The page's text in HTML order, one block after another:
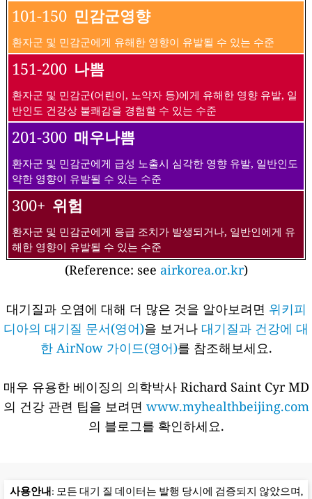
101-150 민감군영향
환자군 및 민감군에게 유해한 영향이 유발될 수 있는 수준
151-200 나쁨
환자군 및 민감군(어린이, 노약자 등)에게 유해한 영향 유발, 일
반인도 건강상 불쾌감을 경험할 수 있는 수준
201-300 매우나쁨
환자군 및 민감군에게 급성 노출시 심각한 영향 유발, 일반인도
약한 영향이 유발될 수 있는 수준
300+ 위험
환자군 및 민감군에게 응급 조치가 발생되거나, 일반인에게 유
해한 영향이 유발될 수 있는 수준
(Reference: see airkorea.or.kr)
대기질과 오염에 대해 더 많은 것을 알아보려면 위키피
디아의 대기질 문서(영어)을 보거나 대기질과 건강에 대
한 AirNow 가이드(영어)를 참조해보세요.
매우 유용한 베이징의 의학박사 Richard Saint Cyr MD
의 건강 관련 팁을 보려면 www.myhealthbeijing.com
의 블로그를 확인하세요.
사용안내: 모든 대기 질 데이터는 발행 당시에 검증되지 않았으며,